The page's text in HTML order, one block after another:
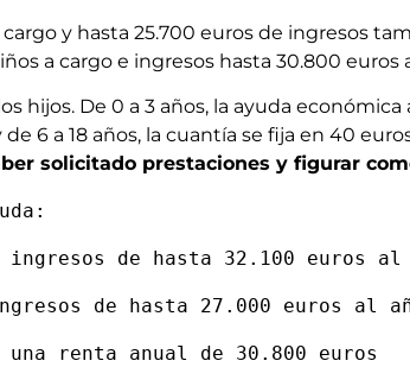
y hasta 25.700 euros de ingresos
a cargo e ingresos hasta 30.800 euros
hijos. De 0 a 3 años, la ayuda
6 a 18 años, la cuantía se fija en 40
solicitado prestaciones y figurar
de hasta 32.100 euros al
de hasta 27.000 euros al
renta anual de 30.800 euros